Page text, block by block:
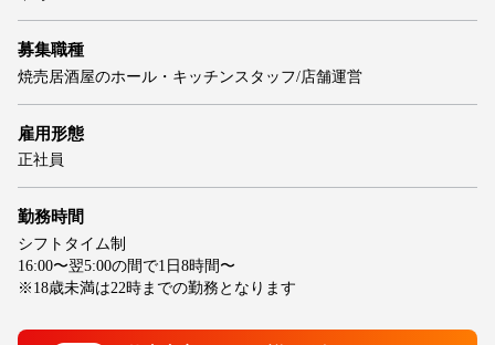
募集職種
焼売居酒屋のホール・キッチンスタッフ/店舗運営
雇用形態
正社員
勤務時間
シフトタイム制
16:00〜翌5:00の間で1日8時間〜
※18歳未満は22時までの勤務となります